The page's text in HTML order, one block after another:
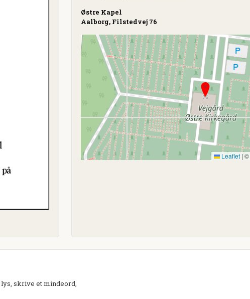
Østre Kapel
Aalborg, Filstedvej 76
Leaflet | ©
skrive et mindeord,